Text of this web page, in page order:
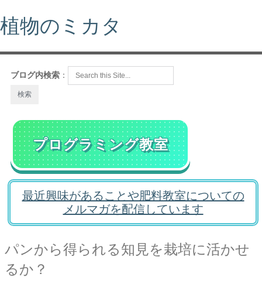
植物のミカタ
ブログ内検索 ：
プログラミング教室
最近興味があることや肥料教室についての
メルマガを配信しています
パンから得られる知見を栽培に活かせ
るか？